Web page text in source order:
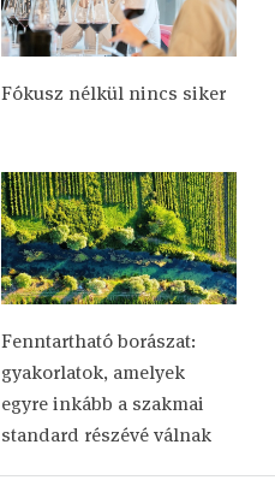
Fókusz nélkül nincs siker
Fenntartható borászat:
gyakorlatok, amelyek
egyre inkább a szakmai
standard részévé válnak